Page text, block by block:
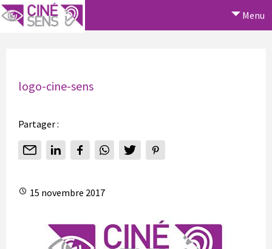
Menu
logo-cine-sens
Partager :
15 novembre 2017